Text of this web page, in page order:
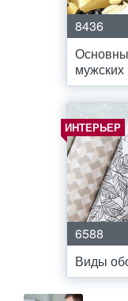
8436
мужских
ИНТЕРЬЕР
6588
Виды